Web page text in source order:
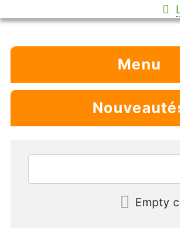
Menu
Empty